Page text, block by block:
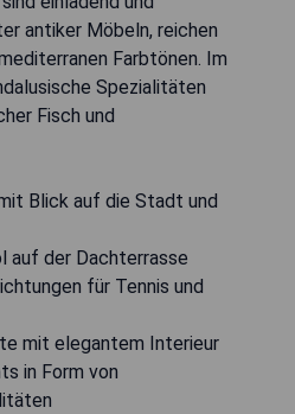
antiker Möbeln, reichen
Farbtönen. Im
Spezialitäten
Fisch und
Blick auf die Stadt und
auf der Dachterrasse
für Tennis und
mit elegantem Interieur
in Form von